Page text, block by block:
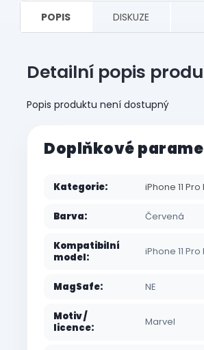
POPIS DISKUZE
Detailní popis
Popis produktu není dostupný
Doplňkové
Kategorie: iPhone 11 Pro
Barva: Červená
Kompatibilní
model: iPhone 11 Pro
MagSafe: NE
Motiv /
licence: Marvel